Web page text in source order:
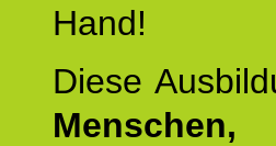
Hand!
Diese
Menschen,